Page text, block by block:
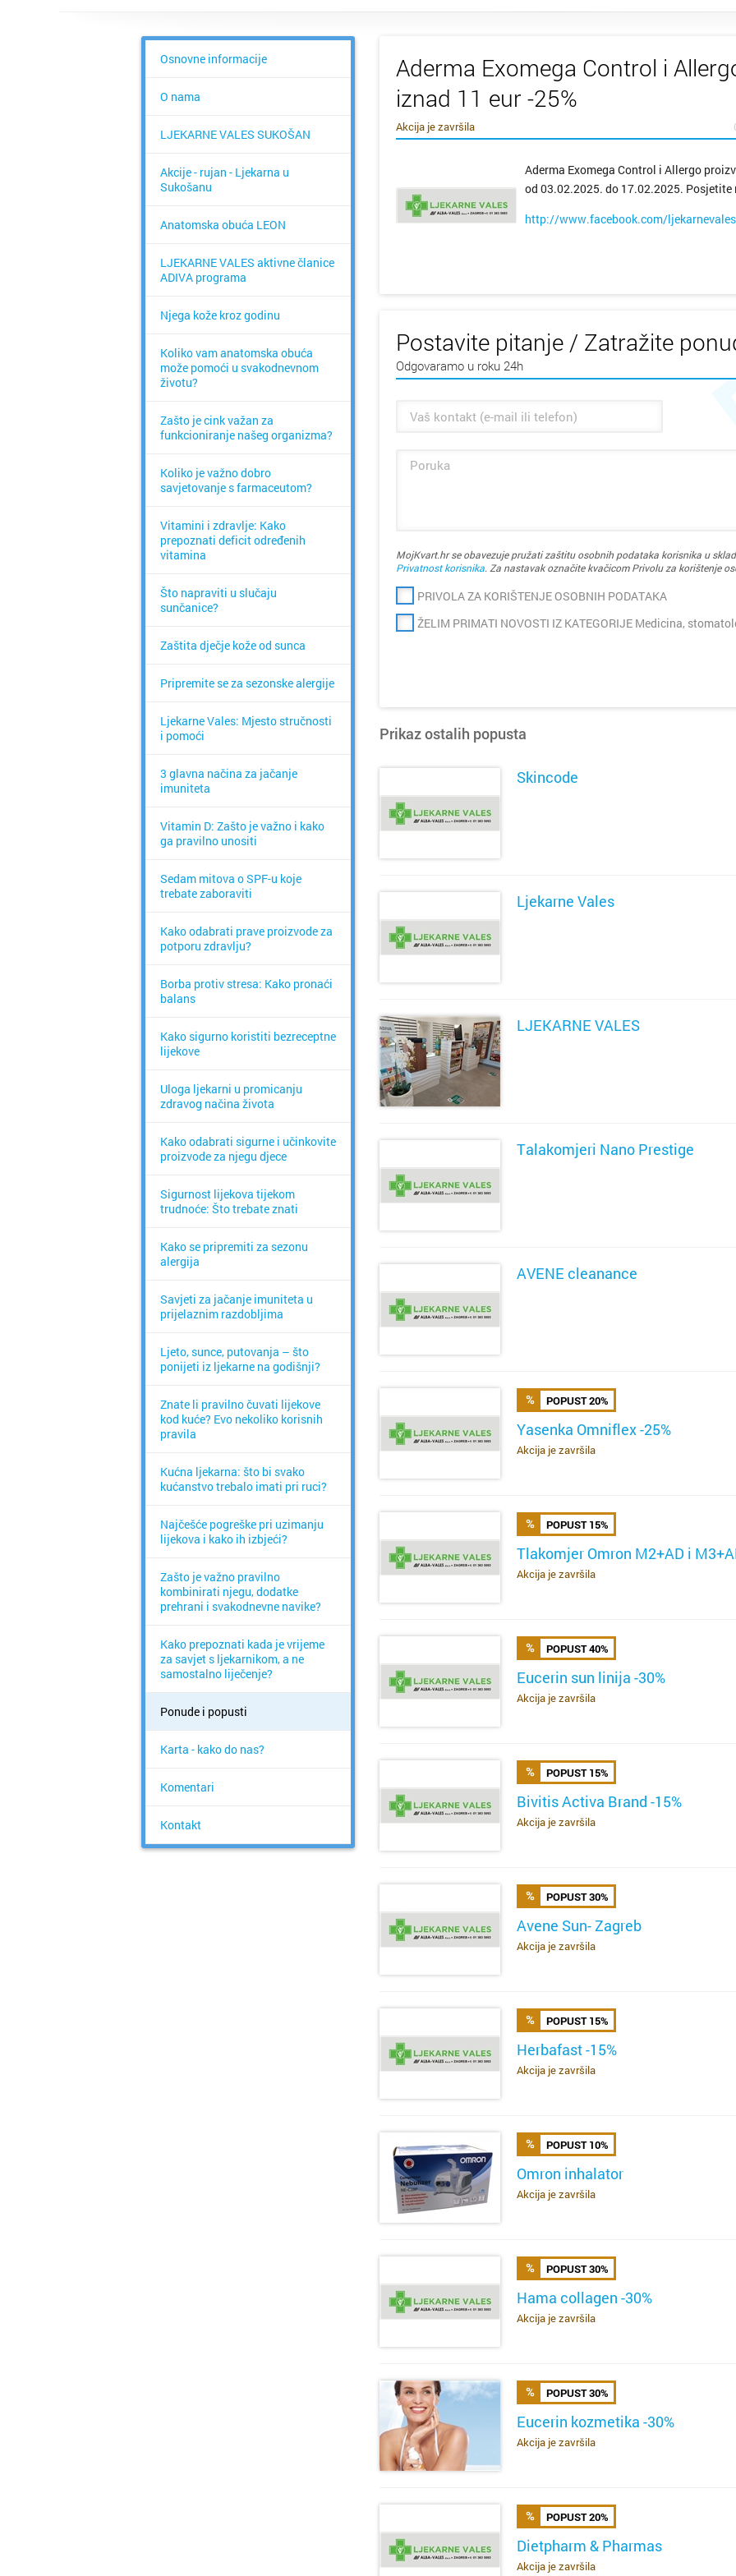
Osnovne informacije
O nama
LJEKARNE VALES SUKOŠAN
Akcije - rujan - Ljekarna u
Sukošanu
Anatomska obuća LEON
LJEKARNE VALES aktivne članice
ADIVA programa
Njega kože kroz godinu
Koliko vam anatomska obuća
može pomoći u svakodnevnom
životu?
Zašto je cink važan za
funkcioniranje našeg organizma?
Koliko je važno dobro
savjetovanje s farmaceutom?
Vitamini i zdravlje: Kako
prepoznati deficit određenih
vitamina
Što napraviti u slučaju
sunčanice?
Zaštita dječje kože od sunca
Pripremite se za sezonske alergije
Ljekarne Vales: Mjesto stručnosti
i pomoći
3 glavna načina za jačanje
imuniteta
Vitamin D: Zašto je važno i kako
ga pravilno unositi
Sedam mitova o SPF-u koje
trebate zaboraviti
Kako odabrati prave proizvode za
potporu zdravlju?
Borba protiv stresa: Kako pronaći
balans
Kako sigurno koristiti bezreceptne
lijekove
Uloga ljekarni u promicanju
zdravog načina života
Kako odabrati sigurne i učinkovite
proizvode za njegu djece
Sigurnost lijekova tijekom
trudnoće: Što trebate znati
Kako se pripremiti za sezonu
alergija
Savjeti za jačanje imuniteta u
prijelaznim razdobljima
Ljeto, sunce, putovanja – što
ponijeti iz ljekarne na godišnji?
Znate li pravilno čuvati lijekove
kod kuće? Evo nekoliko korisnih
pravila
Kućna ljekarna: što bi svako
kućanstvo trebalo imati pri ruci?
Najčešće pogreške pri uzimanju
lijekova i kako ih izbjeći?
Zašto je važno pravilno
kombinirati njegu, dodatke
prehrani i svakodnevne navike?
Kako prepoznati kada je vrijeme
za savjet s ljekarnikom, a ne
samostalno liječenje?
Ponude i popusti
Karta - kako do nas?
Komentari
Kontakt
Aderma Exomega Control i
iznad 11 eur -25%
Akcija je završila
Aderma Exomega Control i Allergo
od 03.02.2025. do 17.02.2025. Posjetite
http://www.facebook.com/
Postavite pitanje / Zatražite
Odgovaramo u roku 24h
MojKvart.hr se obavezuje pružati zaštitu osobnih podataka korisnika u
Privatnost korisnika. Za nastavak označite kvačicom Privolu za korištenje
PRIVOLA ZA KORIŠTENJE OSOBNIH PODATAKA
ŽELIM PRIMATI NOVOSTI IZ KATEGORIJE Medicina,
Prikaz ostalih popusta
Skincode
Ljekarne Vales
LJEKARNE VALES
Talakomjeri Nano Prestige
AVENE cleanance
SAZNAJ VIŠE
POPUST 20%
Yasenka Omniflex -25%
Akcija je završila
SAZNAJ VIŠE
POPUST 15%
Tlakomjer Omron M2+AD i
Akcija je završila
SAZNAJ VIŠE
POPUST 40%
Eucerin sun linija -30%
Akcija je završila
SAZNAJ VIŠE
POPUST 15%
Bivitis Activa Brand -15%
Akcija je završila
SAZNAJ VIŠE
POPUST 30%
Avene Sun- Zagreb
Akcija je završila
SAZNAJ VIŠE
POPUST 15%
Herbafast -15%
Akcija je završila
SAZNAJ VIŠE
POPUST 10%
Omron inhalator
Akcija je završila
SAZNAJ VIŠE
POPUST 30%
Hama collagen -30%
Akcija je završila
SAZNAJ VIŠE
POPUST 30%
Eucerin kozmetika -30%
Akcija je završila
SAZNAJ VIŠE
POPUST 20%
Dietpharm & Pharmas
Akcija je završila